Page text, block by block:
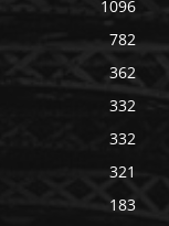
1096
782
362
332
332
321
183